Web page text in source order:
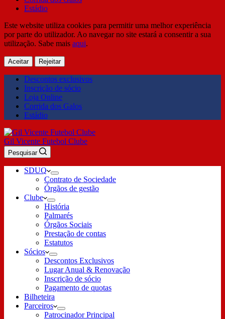
Estádio
Este website utiliza cookies para permitir uma melhor experiência
por parte do utilizador. Ao navegar no site estará a consentir a sua
utilização. Sabe mais aqui.
Aceitar Rejeitar
Descontos exclusivos
Inscrição de sócio
Loja Online
Corrida dos Galos
Estádio
Gil Vicente Futebol Clube
Pesquisar
SDUQ
Contrato de Sociedade
Órgãos de gestão
Clube
História
Palmarés
Órgãos Sociais
Prestação de contas
Estatutos
Sócios
Descontos Exclusivos
Lugar Anual & Renovação
Inscrição de sócio
Pagamento de quotas
Bilheteira
Parceiros
Patrocinador Principal